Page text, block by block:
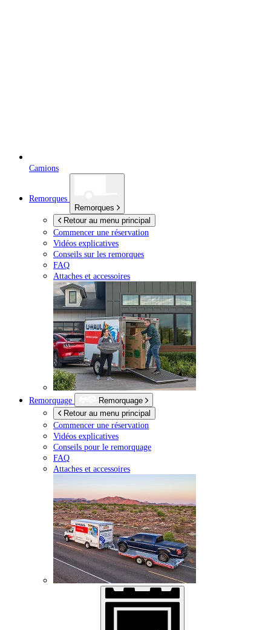
Camions
Remorques
Remorques
Retour au menu principal
Commencer une réservation
Vidéos explicatives
Conseils sur les remorques
FAQ
Attaches et accessoires
Remorquage
Remorquage
Retour au menu principal
Commencer une réservation
Vidéos explicatives
Conseils pour le remorquage
FAQ
Attaches et accessoires